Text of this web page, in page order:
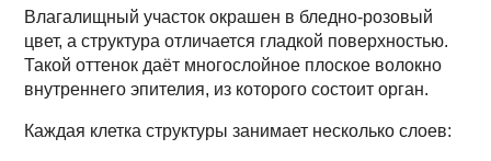
Влагалищный участок окрашен в бледно-розовый
цвет, а структура отличается гладкой поверхностью.
Такой оттенок даёт многослойное плоское волокно
внутреннего эпителия, из которого состоит орган.
Каждая клетка структуры занимает несколько слоев: